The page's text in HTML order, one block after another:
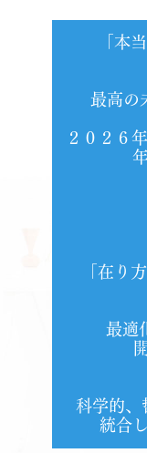
「本
最高の
２０２６
「在り
最適
科学的、
統合